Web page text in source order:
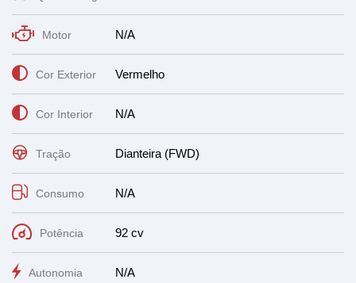
Motor N/A
Cor Exterior Vermelho
Cor Interior N/A
Tração Dianteira (FWD)
Consumo N/A
Potência 92 cv
Autonomia N/A